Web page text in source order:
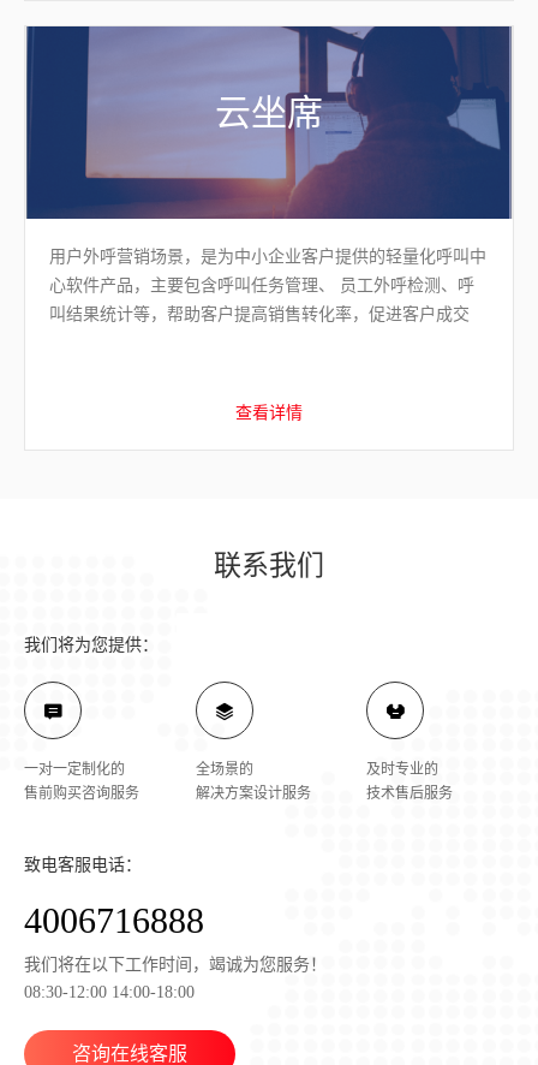
云坐席
用户外呼营销场景，是为中小企业客户提供的轻量化呼叫中
心软件产品，主要包含呼叫任务管理、 员工外呼检测、呼
叫结果统计等，帮助客户提高销售转化率，促进客户成交
查看详情
联系我们
我们将为您提供：
一对一定制化的
售前购买咨询服务
全场景的
解决方案设计服务
及时专业的
技术售后服务
致电客服电话：
4006716888
我们将在以下工作时间，竭诚为您服务！
08:30-12:00 14:00-18:00
咨询在线客服